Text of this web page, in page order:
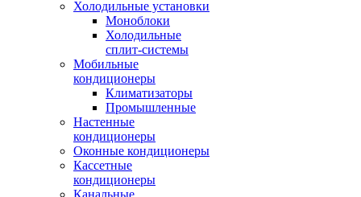
Холодильные установки
Моноблоки
Холодильные
сплит-системы
Мобильные
кондиционеры
Климатизаторы
Промышленные
Настенные
кондиционеры
Оконные кондиционеры
Кассетные
кондиционеры
Канальные